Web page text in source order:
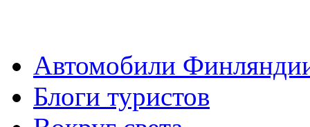
Автомобили
Блоги туристов